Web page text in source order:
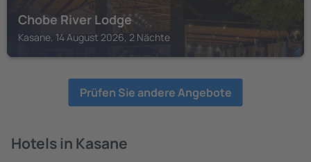
Chobe River Lodge
Kasane, 14 August 2026, 2 Nächte
Prüfen Sie andere Angebote
Hotels in Kasane